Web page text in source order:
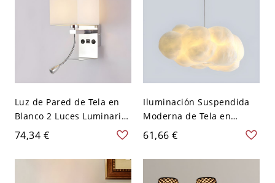
Luz de Pared de Tela en
Blanco 2 Luces Luminaria
de Pared con Foco
Moderna de Rectángulo -
110 A 120 V Blanco Sí
74,34 €
Iluminación Suspendida
Moderna de Tela en
Blanco Lámpara Colgante
en Forma de Nube para
Sala - 110 A 120 V Blanco
61,66 €